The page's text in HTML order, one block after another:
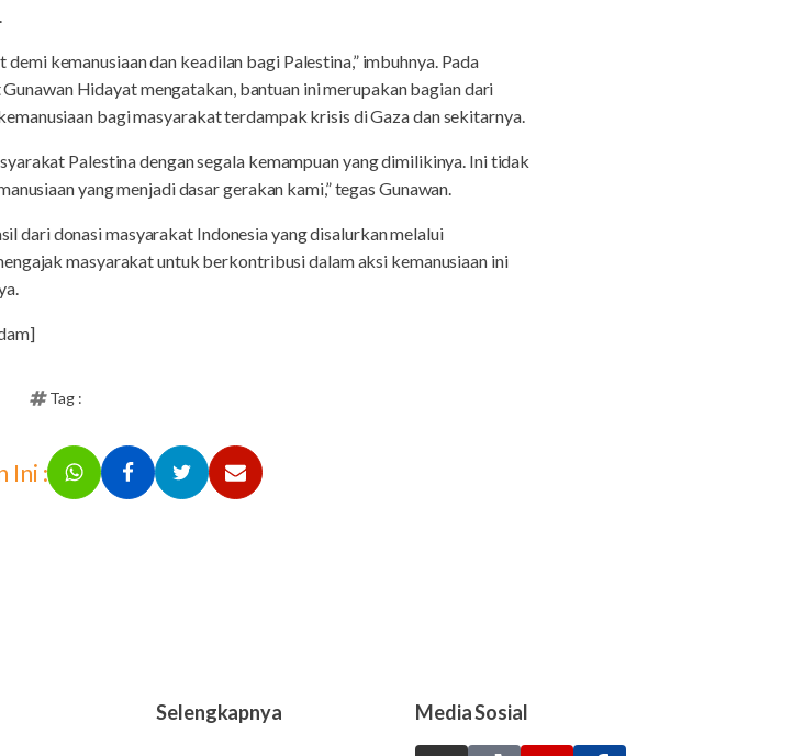
kemanusiaan dan keadilan bagi Palestina,” imbuhnya. Pada
Hidayat mengatakan, bantuan ini merupakan bagian dari
bagi masyarakat terdampak krisis di Gaza dan sekitarnya.
Palestina dengan segala kemampuan yang dimilikinya. Ini tidak
yang menjadi dasar gerakan kami,” tegas Gunawan.
dari donasi masyarakat Indonesia yang disalurkan melalui
masyarakat untuk berkontribusi dalam aksi kemanusiaan ini
Tag :
Ini :
Selengkapnya Media Sosial